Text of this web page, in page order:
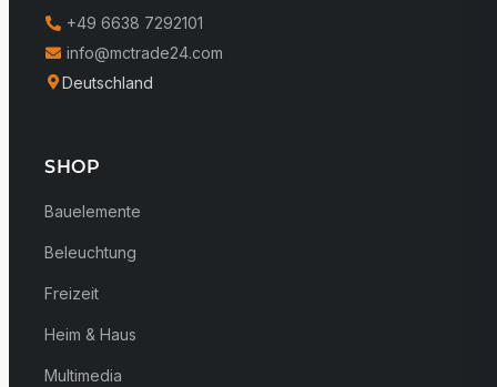
+49 6638 7292101
info@mctrade24.com
Deutschland
SHOP
Bauelemente
Beleuchtung
Freizeit
Heim & Haus
Multimedia